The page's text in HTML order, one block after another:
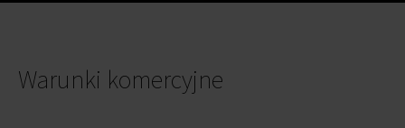
Warunki komercyjne